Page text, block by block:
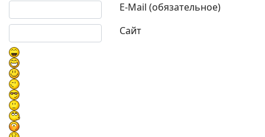
E-Mail (обязательное)
Сайт